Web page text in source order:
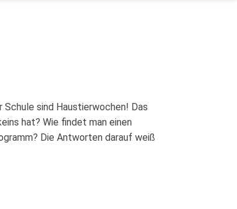
sind Haustierwochen! Das
hat? Wie findet man einen
Die Antworten darauf weiß